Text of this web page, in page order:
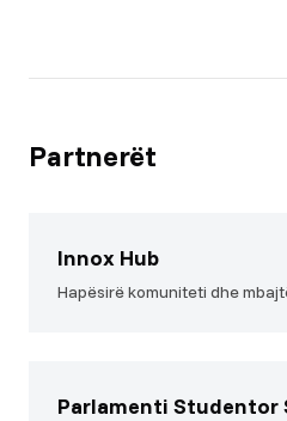
Partnerët
Innox Hub
Hapësirë komuniteti dhe
Parlamenti Studentor